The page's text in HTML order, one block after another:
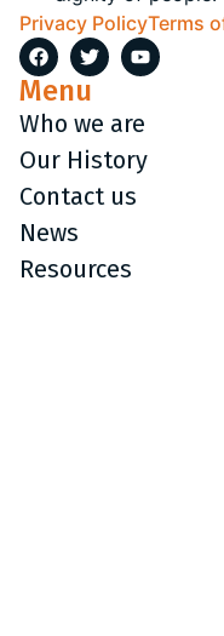
Privacy PolicyTerms
Menu
Who we are
Our History
Contact us
News
Resources